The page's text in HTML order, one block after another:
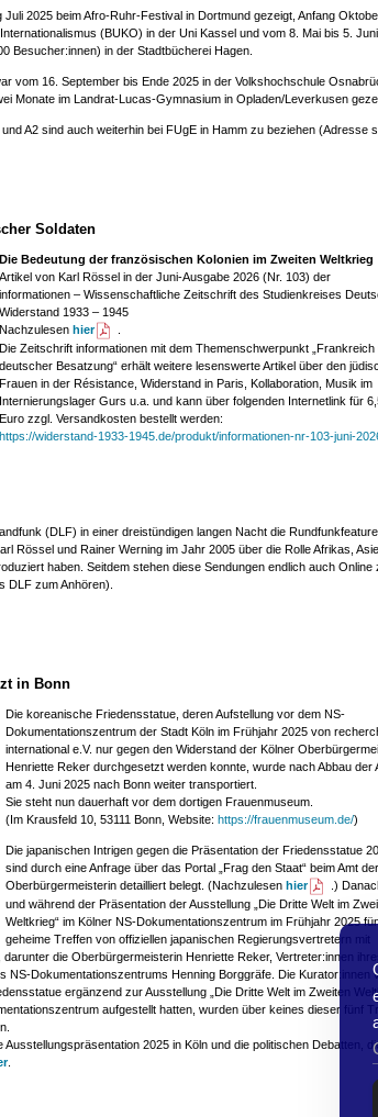
Juli 2025 beim Afro-Ruhr-Festival in Dortmund gezeigt, Anfang
(BUKO) in der Uni Kassel und vom 8. Mai bis 5.
Besucher:innen) in der Stadtbücherei Hagen.
vom 16. September bis Ende 2025 in der Volkshochschule
Monate im Landrat-Lucas-Gymnasium in Opladen/Leverkusen
A2 sind auch weiterhin bei FUgE in Hamm zu beziehen (Adresse
Soldaten
Die Bedeutung der französischen Kolonien im Zweiten Weltkrieg
Artikel von Karl Rössel in der Juni-Ausgabe 2026 (Nr. 103) der
informationen – Wissenschaftliche Zeitschrift des Studienkreises
Widerstand 1933 – 1945
Nachzulesen hier
Die Zeitschrift informationenmit dem Themenschwerpunkt „Frankreich
deutscher Besatzung“ erhält weitere lesenswerte Artikel über den
Frauen in der Résistance, Widerstand in Paris, Kollaboration, Musik im
Internierungslager Gurs u.a. und kann über folgenden Internetlink für
Euro zzgl. Versandkosten bestellt werden:
https://widerstand-1933-1945.de/produkt/informationen-nr-103-juni-
(DLF) in einer dreistündigen langen Nacht die
Rössel und Rainer Werning im Jahr 2005 über die Rolle Afrikas,
haben. Seitdem stehen diese Sendungen endlich auch Online
DLF zum Anhören).
in Bonn
Die koreanische Friedensstatue, deren Aufstellung vor dem NS-
Dokumentationszentrum der Stadt Köln im Frühjahr 2025 von
international e.V. nur gegen den Widerstand der Kölner
Henriette Reker durchgesetzt werden konnte, wurde nach Abbau der
am 4. Juni 2025 nach Bonn weiter transportiert.
Sie steht nun dauerhaft vor dem dortigen Frauenmuseum.
(Im Krausfeld 10, 53111 Bonn, Website:https://frauenmuseum.de/)
Die japanischen Intrigen gegen die Präsentation der Friedensstatue
sind durch eine Anfrage über das Portal „Frag den Staat“ beim Amt
Oberbürgermeisterin detailliert belegt. (Nachzulesenhier
.)
und während der Präsentation der Ausstellung „Die Dritte Welt im
Weltkrieg“ im Kölner NS-Dokumentationszentrum im Frühjahr 2025
geheime Treffen von offiziellen japanischen Regierungsvertretern mit
die Oberbürgermeisterin Henriette Reker, Vertreter:innen
NS-Dokumentationszentrums Henning Borggräfe. Die Kurator:innen
ergänzend zur Ausstellung „Die Dritte Welt im Zweiten
aufgestellt hatten, wurden über keines dieser fünf
2025 in Köln und die politischen Debatten,
.